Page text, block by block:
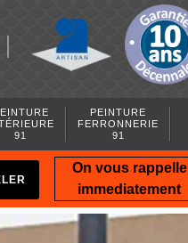
91
PEINTURE
FERRONNERIE
91
On vous rappelle
immediatement